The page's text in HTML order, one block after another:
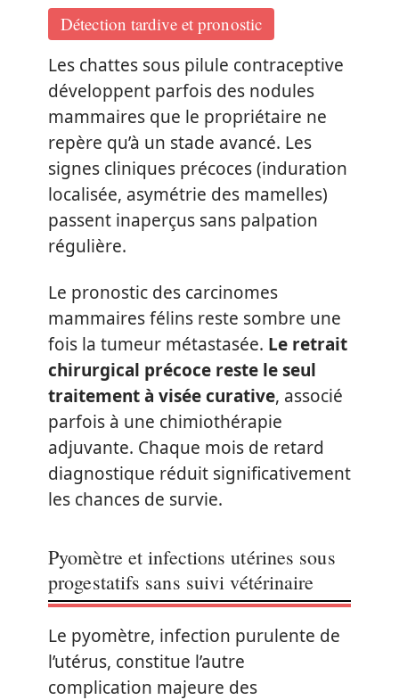
Détection tardive et pronostic
Les chattes sous pilule contraceptive
développent parfois des nodules
mammaires que le propriétaire ne
repère qu’à un stade avancé. Les
signes cliniques précoces (induration
localisée, asymétrie des mamelles)
passent inaperçus sans palpation
régulière.
Le pronostic des carcinomes
mammaires félins reste sombre une
fois la tumeur métastasée. Le retrait
chirurgical précoce reste le seul
traitement à visée curative, associé
parfois à une chimiothérapie
adjuvante. Chaque mois de retard
diagnostique réduit significativement
les chances de survie.
Pyomètre et infections utérines sous
progestatifs sans suivi vétérinaire
Le pyomètre, infection purulente de
l’utérus, constitue l’autre
complication majeure des